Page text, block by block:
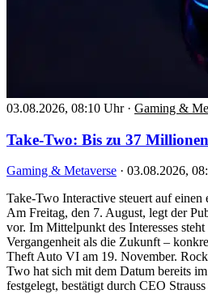
03.08.2026, 08:10 Uhr · Gaming &
Take-Two: Bis zu 37
Gaming & Metaverse · 03.08.2026,
Take-Two Interactive steuert auf einen
Am Freitag, den 7. August, legt der
vor. Im Mittelpunkt des Interesses
Vergangenheit als die Zukunft –
Theft Auto VI am 19. November.
Two hat sich mit dem Datum bereits
festgelegt, bestätigt durch CEO